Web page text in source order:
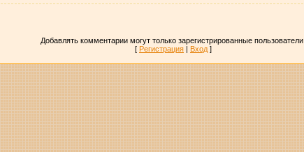
Добавлять комментарии могут только зарегистрированные пользователи.
[ Регистрация| Вход]